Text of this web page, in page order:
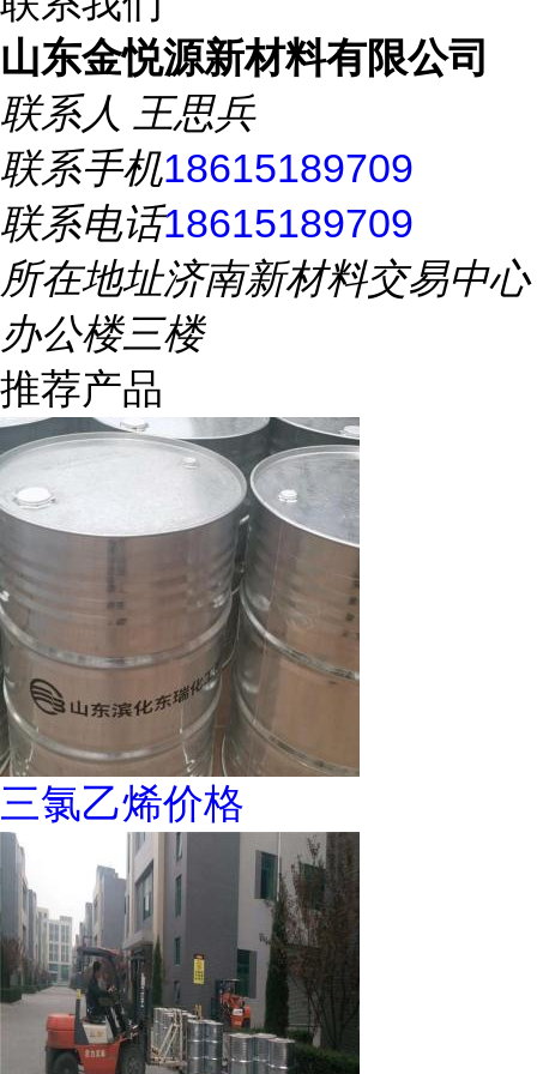
山东金悦源新材料有限公司
联系人 王思兵
联系手机18615189709
联系电话18615189709
所在地址济南新材料交易中心
办公楼三楼
推荐产品
三氯乙烯价格